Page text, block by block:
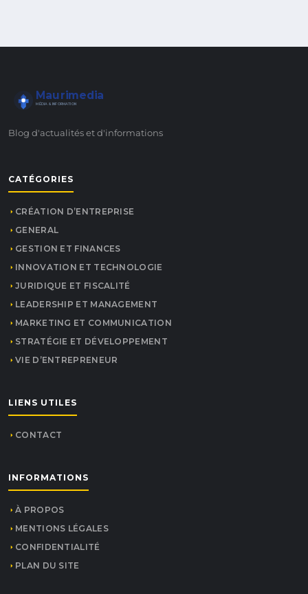
Maurimedia
MÉDIA & INFORMATION
Blog d'actualités et d'informations
CATÉGORIES
CRÉATION D’ENTREPRISE
GENERAL
GESTION ET FINANCES
INNOVATION ET TECHNOLOGIE
JURIDIQUE ET FISCALITÉ
LEADERSHIP ET MANAGEMENT
MARKETING ET COMMUNICATION
STRATÉGIE ET DÉVELOPPEMENT
VIE D’ENTREPRENEUR
LIENS UTILES
CONTACT
INFORMATIONS
À PROPOS
MENTIONS LÉGALES
CONFIDENTIALITÉ
PLAN DU SITE